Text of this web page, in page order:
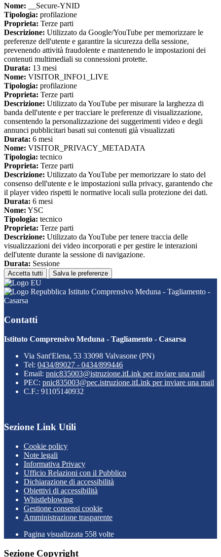
Nome: __Secure-YNID
Tipologia: profilazione
Proprieta: Terze parti
Descrizione: Utilizzato da Google/YouTube per memorizzare le
preferenze dell'utente e garantire la sicurezza della sessione,
prevenendo attività fraudolente e mantenendo le impostazioni dei
contenuti multimediali su connessioni protette.
Durata: 13 mesi
Nome: VISITOR_INFO1_LIVE
Tipologia: profilazione
Proprieta: Terze parti
Descrizione: Utilizzato da YouTube per misurare la larghezza di
banda dell'utente e per tracciare le preferenze di visualizzazione,
consentendo la personalizzazione dei suggerimenti video e degli
annunci pubblicitari basati sui contenuti già visualizzati
Durata: 6 mesi
Nome: VISITOR_PRIVACY_METADATA
Tipologia: tecnico
Proprieta: Terze parti
Descrizione: Utilizzato da YouTube per memorizzare lo stato del
consenso dell'utente e le impostazioni sulla privacy, garantendo che
il player video rispetti le normative locali sulla protezione dei dati.
Durata: 6 mesi
Nome: YSC
Tipologia: tecnico
Proprieta: Terze parti
Descrizione: Utilizzato da YouTube per tenere traccia delle
visualizzazioni dei video incorporati e per gestire le interazioni
dell'utente durante la sessione di navigazione.
Durata: Sessione
Accetta tutti Salva le preferenze
Istituto Comprensivo Meduna - Tagliamento -
Casarsa
Contatti
Istituto Comprensivo Meduna - Tagliamento - Casarsa
Via Sant'Elena, 53 33098 Valvasone (PN)
Tel: 0434/89027 - 0434/899446
Email: pnic835003@istruzione.itLink per inviare una mail
PEC: pnic835003@pec.istruzione.itLink per inviare una mail
C.F.: 91105140932
Sezione Link Utili
Cookie policy
Note legali
Informativa Privacy
Ufficio Relazioni con il Pubblico
Dichiarazione di accessibilità
Obiettivi di accessibilità
Whistleblowing
Gestione consensi cookie
Amministrazione trasparente
Pagina visualizzata 558 volte
Sezione Copyright